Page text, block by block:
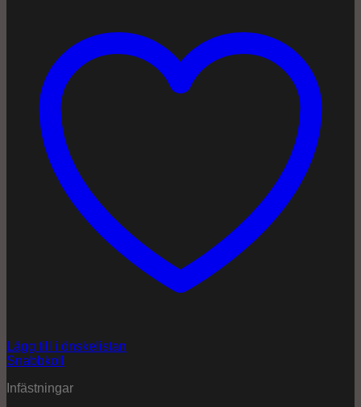
Lägg till i önskelistan
Snabbkoll
Infästningar